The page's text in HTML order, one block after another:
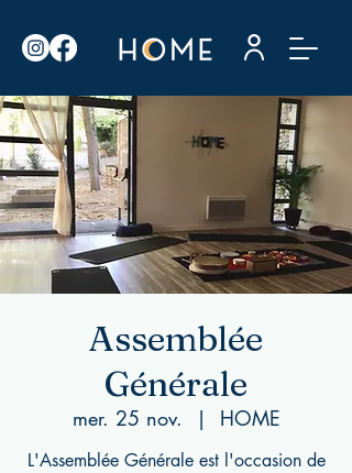
Assemblée
Générale
mer. 25 nov.
  |
HOME
L'Assemblée Générale est l'occasion de